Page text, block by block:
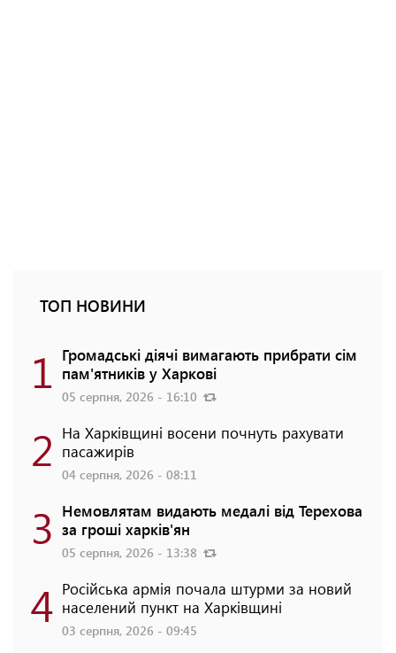
ТОП НОВИНИ
1 Громадські діячі вимагають прибрати сім
пам'ятників у Харкові
05 серпня, 2026 - 16:10
2 На Харківщині восени почнуть рахувати
пасажирів
04 серпня, 2026 - 08:11
3 Немовлятам видають медалі від Терехова
за гроші харків'ян
05 серпня, 2026 - 13:38
4 Російська армія почала штурми за новий
населений пункт на Харківщині
03 серпня, 2026 - 09:45